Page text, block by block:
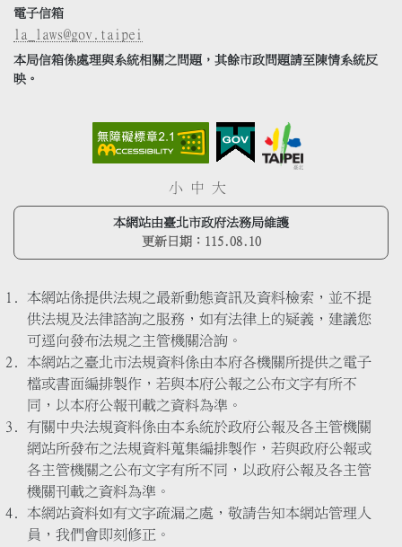
電子信箱
la_laws@gov.taipei
本局信箱係處理與系統相關之問題，其餘市政問題請至陳情系統反
映。
小 中 大
本網站由臺北市政府法務局維護
更新日期： 115.08.10
本網站係提供法規之最新動態資訊及資料檢索，並不提
供法規及法律諮詢之服務，如有法律上的疑義，建議您
可逕向發布法規之主管機關洽詢。
本網站之臺北市法規資料係由本府各機關所提供之電子
檔或書面編排製作，若與本府公報之公布文字有所不
同，以本府公報刊載之資料為準。
有關中央法規資料係由本系統於政府公報及各主管機關
網站所發布之法規資料蒐集編排製作，若與政府公報或
各主管機關之公布文字有所不同，以政府公報及各主管
機關刊載之資料為準。
本網站資料如有文字疏漏之處，敬請告知本網站管理人
員，我們會即刻修正。